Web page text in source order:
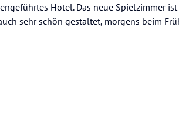
Hotel. Das neue Spielzimmer
sehr schön gestaltet, morgens beim